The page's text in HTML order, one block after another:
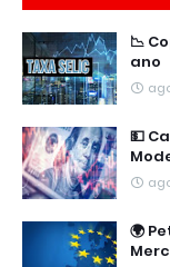
📉
ano
💵
🌍